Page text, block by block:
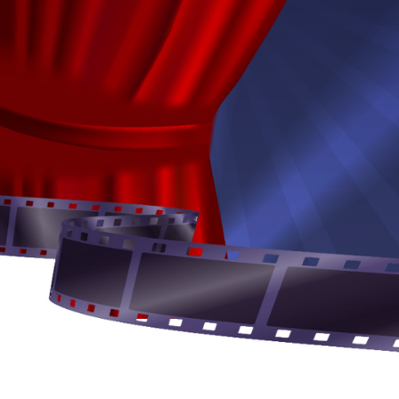
LE CONCEPT
la question